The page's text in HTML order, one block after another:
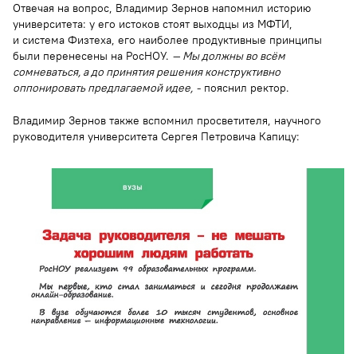
Отвечая на вопрос, Владимир Зернов напомнил историю
университета: у его истоков стоят выходцы из МФТИ,
и система Физтеха, его наиболее продуктивные принципы
были перенесены на РосНОУ. — Мы должны во всём
сомневаться, а до принятия решения конструктивно
оппонировать предлагаемой идее, - пояснил ректор.
Владимир Зернов также вспомнил просветителя, научного
руководителя университета Сергея Петровича Капицу: